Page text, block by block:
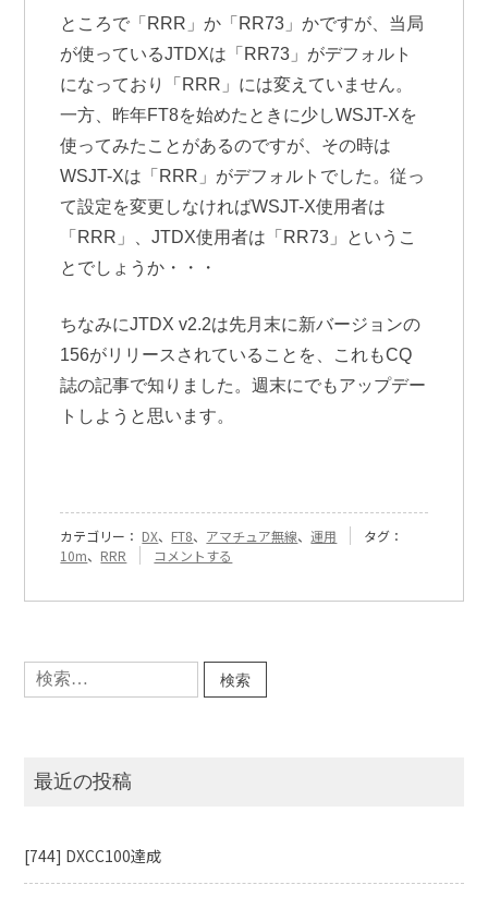
ところで「RRR」か「RR73」かですが、当局
が使っているJTDXは「RR73」がデフォルト
になっており「RRR」には変えていません。
一方、昨年FT8を始めたときに少しWSJT-Xを
使ってみたことがあるのですが、その時は
WSJT-Xは「RRR」がデフォルトでした。従っ
て設定を変更しなければWSJT-X使用者は
「RRR」、JTDX使用者は「RR73」というこ
とでしょうか・・・
ちなみにJTDX v2.2は先月末に新バージョンの
156がリリースされていることを、これもCQ
誌の記事で知りました。週末にでもアップデー
トしようと思います。
カテゴリー： DX、 FT8、 アマチュア無線、運用
タグ：
10m、 RRR
『[246]
コメントする
検
索:
最近の投稿
[744] DXCC100達成